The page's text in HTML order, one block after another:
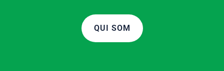
QUI SOM